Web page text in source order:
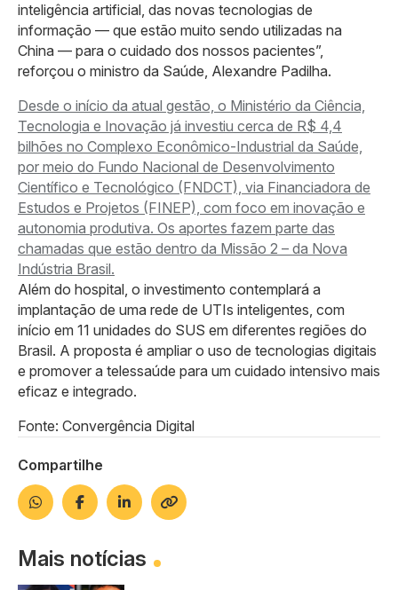
inteligência artificial, das novas tecnologias de
informação — que estão muito sendo utilizadas na
China — para o cuidado dos nossos pacientes”,
reforçou o ministro da Saúde, Alexandre Padilha.
Desde o início da atual gestão, o Ministério da Ciência,
Tecnologia e Inovação já investiu cerca de R$ 4,4
bilhões no Complexo Econômico-Industrial da Saúde,
por meio do Fundo Nacional de Desenvolvimento
Científico e Tecnológico (FNDCT), via Financiadora de
Estudos e Projetos (FINEP), com foco em inovação e
autonomia produtiva. Os aportes fazem parte das
chamadas que estão dentro da Missão 2 – da Nova
Indústria Brasil.
Além do hospital, o investimento contemplará a
implantação de uma rede de UTIs inteligentes, com
início em 11 unidades do SUS em diferentes regiões do
Brasil. A proposta é ampliar o uso de tecnologias digitais
e promover a telessaúde para um cuidado intensivo mais
eficaz e integrado.
Fonte: Convergência Digital
Compartilhe
Mais notícias